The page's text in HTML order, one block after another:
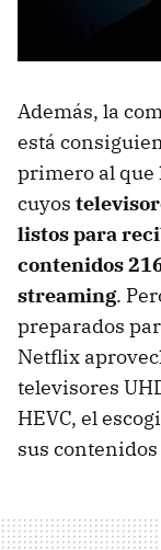
Además, la
está
primero al que
cuyos
listos para
contenidos
streaming.
preparados
Netflix
televisores
HEVC, el
sus